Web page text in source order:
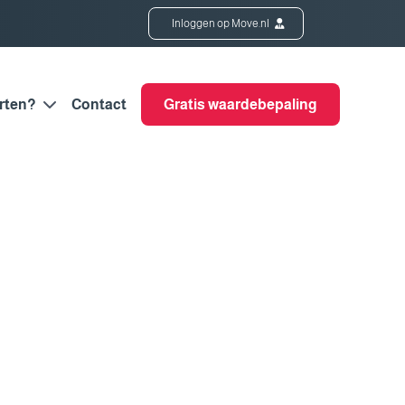
Inloggen op Move.nl
Contact Gratis waardebepaling